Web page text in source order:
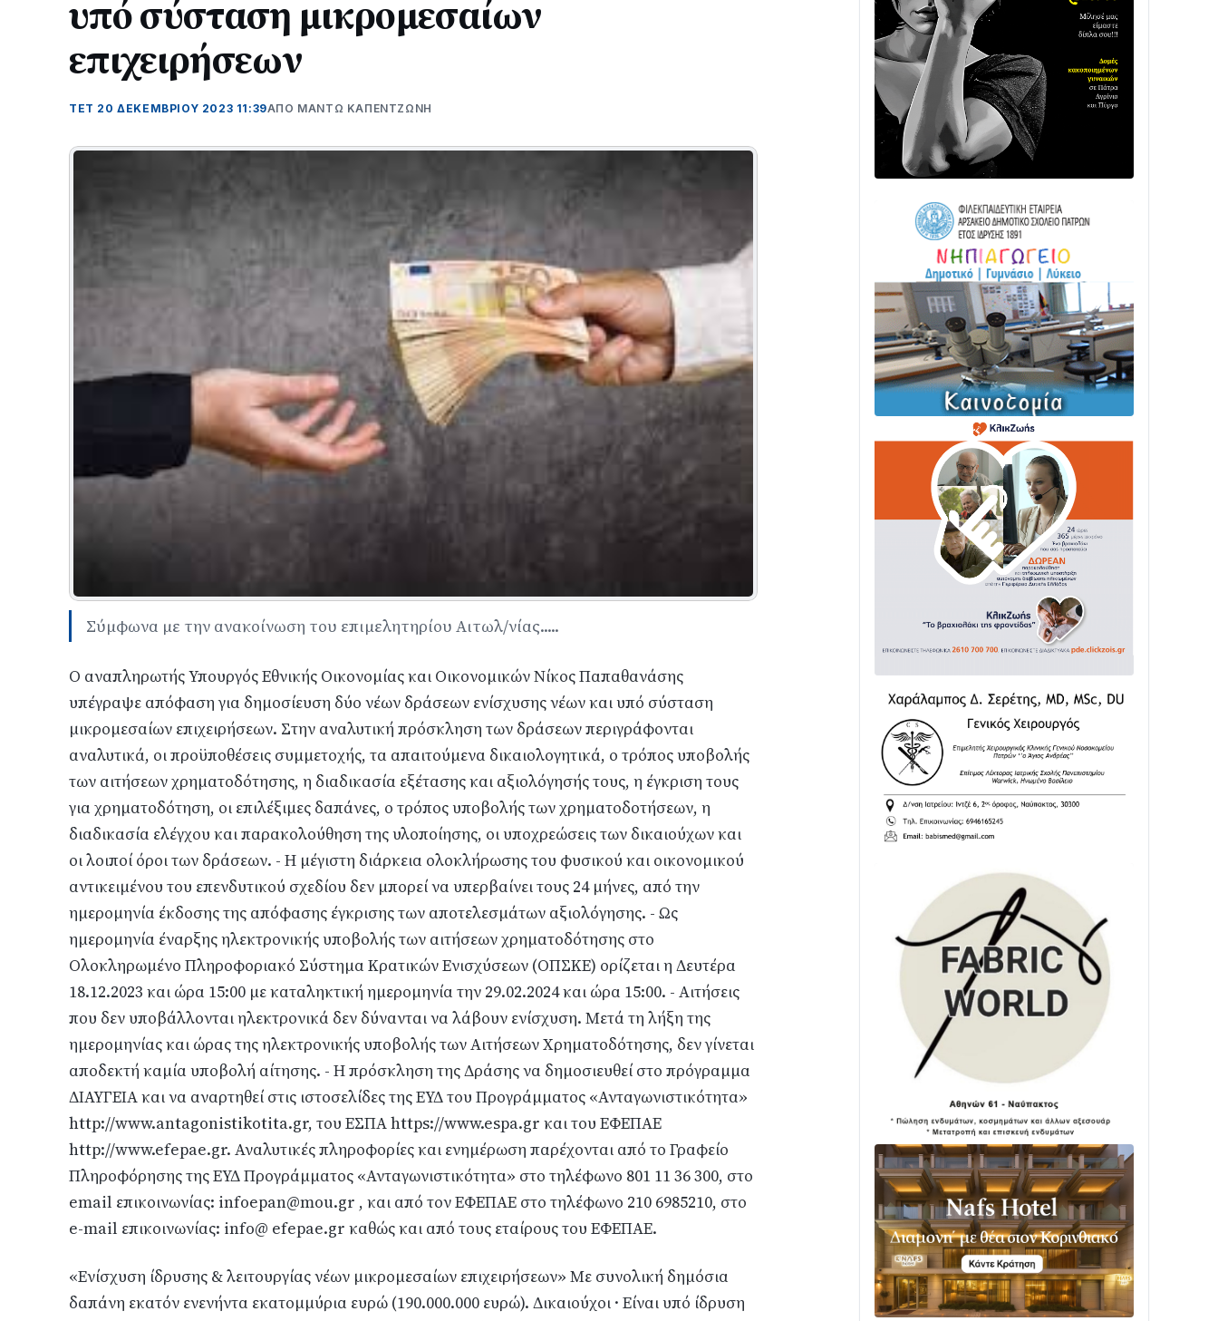
υπό σύσταση μικρομεσαίων
επιχειρήσεων
ΤΕΤ 20 ΔΕΚΕΜΒΡΊΟΥ 2023 11:39ΑΠΌ ΜΑΝΤΩ ΚΑΠΕΝΤΖΩΝΗ
Σύμφωνα με την ανακοίνωση του επιμελητηρίου Αιτωλ/νίας.....
Ο αναπληρωτής Υπουργός Εθνικής Οικονομίας και Οικονομικών Νίκος Παπαθανάσης
υπέγραψε απόφαση για δημοσίευση δύο νέων δράσεων ενίσχυσης νέων και υπό σύσταση
μικρομεσαίων επιχειρήσεων. Στην αναλυτική πρόσκληση των δράσεων περιγράφονται
αναλυτικά, οι προϋποθέσεις συμμετοχής, τα απαιτούμενα δικαιολογητικά, ο τρόπος υποβολής
των αιτήσεων χρηματοδότησης, η διαδικασία εξέτασης και αξιολόγησής τους, η έγκριση τους
για χρηματοδότηση, οι επιλέξιμες δαπάνες, ο τρόπος υποβολής των χρηματοδοτήσεων, η
διαδικασία ελέγχου και παρακολούθηση της υλοποίησης, οι υποχρεώσεις των δικαιούχων και
οι λοιποί όροι των δράσεων. - Η μέγιστη διάρκεια ολοκλήρωσης του φυσικού και οικονομικού
αντικειμένου του επενδυτικού σχεδίου δεν μπορεί να υπερβαίνει τους 24 μήνες, από την
ημερομηνία έκδοσης της απόφασης έγκρισης των αποτελεσμάτων αξιολόγησης. - Ως
ημερομηνία έναρξης ηλεκτρονικής υποβολής των αιτήσεων χρηματοδότησης στο
Ολοκληρωμένο Πληροφοριακό Σύστημα Κρατικών Ενισχύσεων (ΟΠΣΚΕ) ορίζεται η Δευτέρα
18.12.2023 και ώρα 15:00 με καταληκτική ημερομηνία την 29.02.2024 και ώρα 15:00. - Αιτήσεις
που δεν υποβάλλονται ηλεκτρονικά δεν δύνανται να λάβουν ενίσχυση. Μετά τη λήξη της
ημερομηνίας και ώρας της ηλεκτρονικής υποβολής των Αιτήσεων Χρηματοδότησης, δεν γίνεται
αποδεκτή καμία υποβολή αίτησης. - Η πρόσκληση της Δράσης να δημοσιευθεί στο πρόγραμμα
ΔΙΑΥΓΕΙΑ και να αναρτηθεί στις ιστοσελίδες της ΕΥΔ του Προγράμματος «Ανταγωνιστικότητα»
http://www.antagonistikotita.gr, του ΕΣΠΑ https://www.espa.gr και του ΕΦΕΠΑΕ
http://www.efepae.gr. Αναλυτικές πληροφορίες και ενημέρωση παρέχονται από το Γραφείο
Πληροφόρησης της ΕΥΔ Προγράμματος «Ανταγωνιστικότητα» στο τηλέφωνο 801 11 36 300, στο
email επικοινωνίας: infoepan@mou.gr , και από τον ΕΦΕΠΑΕ στο τηλέφωνο 210 6985210, στο
e-mail επικοινωνίας: info@ efepae.gr καθώς και από τους εταίρους του ΕΦΕΠΑΕ.
«Ενίσχυση ίδρυσης & λειτουργίας νέων μικρομεσαίων επιχειρήσεων» Με συνολική δημόσια
δαπάνη εκατόν ενενήντα εκατομμύρια ευρώ (190.000.000 ευρώ). Δικαιούχοι · Είναι υπό ίδρυση